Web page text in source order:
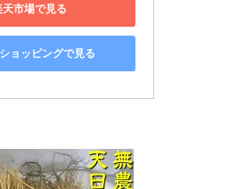
天市場で見る
ョッピングで見る